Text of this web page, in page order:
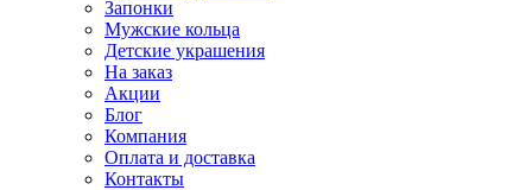
Запонки
Мужские кольца
Детские украшения
На заказ
Акции
Блог
Компания
Оплата и доставка
Контакты